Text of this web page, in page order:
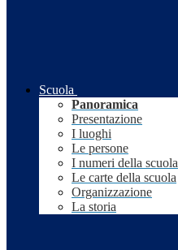
Scuola
Panoramica
Presentazione
I luoghi
Le persone
I numeri della scuola
Le carte della scuola
Organizzazione
La storia